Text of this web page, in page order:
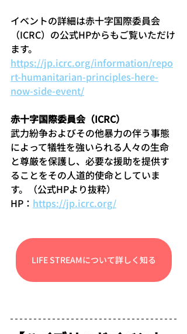
イベントの詳細は赤十字国際委員会
（ICRC）の公式HPからもご覧いただけ
ます。
https://jp.icrc.org/information/repo
rt-humanitarian-principles-here-
now-side-event/
赤十字国際委員会（ICRC）
武力紛争およびその他暴力の伴う事態
によって犠牲を強いられる人々の生命
と尊厳を保護し、必要な援助を提供す
ることをその人道的使命としていま
す。（公式HPより抜粋）
HP： https://jp.icrc.org/
LIFE STREAMについて詳しく知る